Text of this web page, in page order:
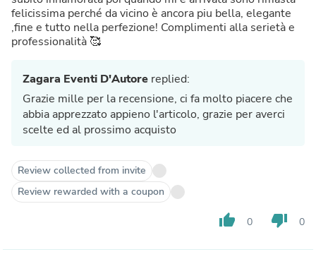
felicissima perché da vicino è ancora piu bella, elegante
,fine e tutto nella perfezione! Complimenti alla serietà e
professionalità 🥰
Zagara Eventi D'Autore replied:
Grazie mille per la recensione, ci fa molto piacere che
abbia apprezzato appieno l'articolo, grazie per averci
scelte ed al prossimo acquisto
Review collected from invite
Review rewarded with a coupon
thumb_up 0 thumb_down 0